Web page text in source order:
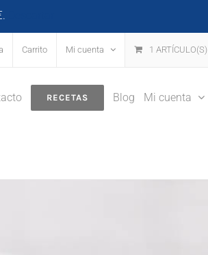
Carrito Mi cuenta 1 ARTÍCULO(S)
RECETAS Blog Mi cuenta